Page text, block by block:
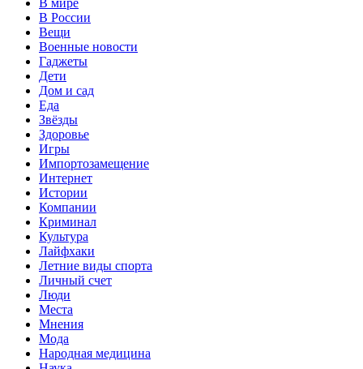
В России
Вещи
Военные новости
Гаджеты
Дети
Дом и сад
Еда
Звёзды
Здоровье
Игры
Импортозамещение
Интернет
Истории
Компании
Криминал
Культура
Лайфхаки
Летние виды спорта
Личный счет
Люди
Места
Мнения
Мода
Народная медицина